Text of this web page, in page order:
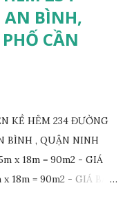
AN BÌNH,
CẦN
KỀ HẺM 234 ĐƯỜNG
BÌNH , QUẬN NINH
x 18m = 90m2 - GIÁ
18m = 90m2 - GIÁ BÁN